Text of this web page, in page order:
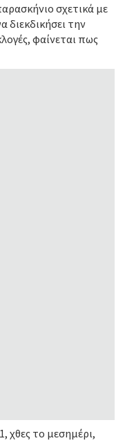
σχετικά με
διεκδικήσει την
φαίνεται πως
χθες το μεσημέρι,